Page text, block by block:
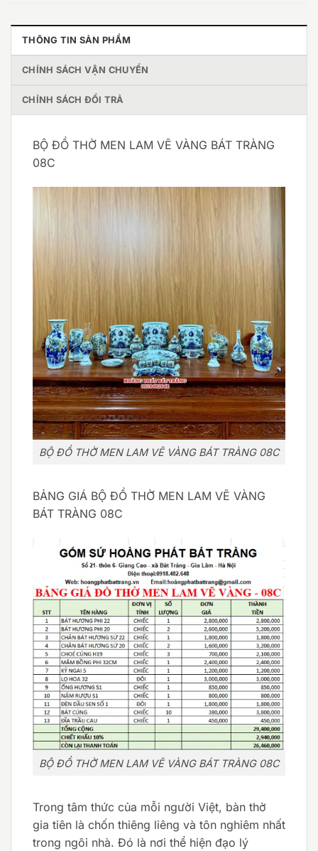
THÔNG TIN SẢN PHẨM
CHÍNH SÁCH VẬN CHUYỂN
CHÍNH SÁCH ĐỔI TRẢ
BỘ ĐỒ THỜ MEN LAM VẼ VÀNG BÁT TRÀNG
08C
BỘ ĐỒ THỜ MEN LAM VẼ VÀNG BÁT TRÀNG 08C
BẢNG GIÁ BỘ ĐỒ THỜ MEN LAM VẼ VÀNG
BÁT TRÀNG 08C
BỘ ĐỒ THỜ MEN LAM VẼ VÀNG BÁT TRÀNG 08C
Trong tâm thức của mỗi người Việt, bàn thờ
gia tiên là chốn thiêng liêng và tôn nghiêm nhất
trong ngôi nhà. Đó là nơi thể hiện đạo lý